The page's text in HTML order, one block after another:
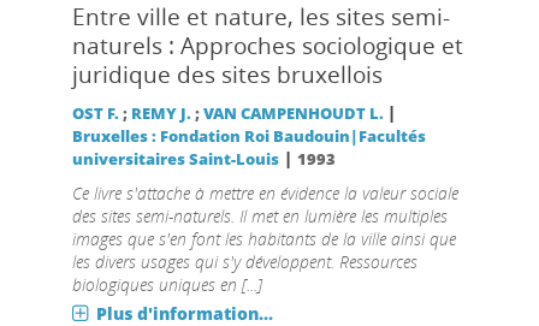
Entre ville et nature, les sites semi-
naturels : Approches sociologique et
juridique des sites bruxellois
OST F.; REMY J.;VAN CAMPENHOUDT L. |
Bruxelles : Fondation Roi Baudouin|Facultés
universitaires Saint-Louis| 1993
Ce livre s'attache à mettre en évidence la valeur sociale
des sites semi-naturels. Il met en lumière les multiples
images que s'en font les habitants de la ville ainsi que
les divers usages qui s'y développent. Ressources
biologiques uniques en [...]
Plus d'information...